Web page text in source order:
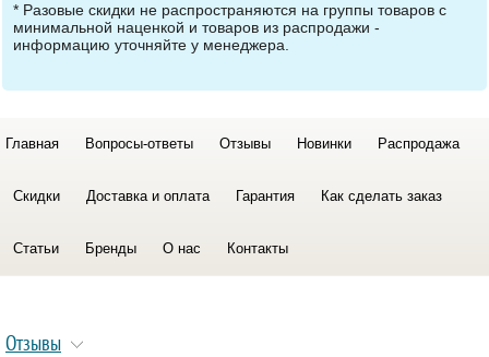
* Разовые скидки не распространяются на группы товаров с
минимальной наценкой и товаров из распродажи -
информацию уточняйте у менеджера.
Главная Вопросы-ответы Отзывы Новинки Распродажа
Скидки Доставка и оплата Гарантия Как сделать заказ
Статьи Бренды О нас Контакты
Отзывы